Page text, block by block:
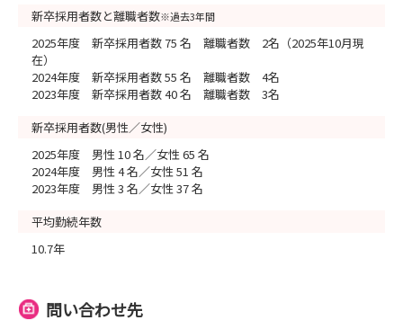
新卒採用者数と離職者数※過去3年間
2025年度 新卒採用者数 75 名 離職者数 2名（2025年10月現
在）
2024年度 新卒採用者数 55 名 離職者数 4名
2023年度 新卒採用者数 40 名 離職者数 3名
新卒採用者数(男性／女性)
2025年度 男性 10 名／女性 65 名
2024年度 男性 4 名／女性 51 名
2023年度 男性 3 名／女性 37 名
平均勤続年数
10.7年
問い合わせ先